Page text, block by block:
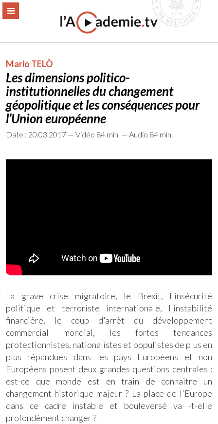
Aller
MENU
Mario TELÒ
Les dimensions politico-
institutionnelles du changement
géopolitique et les conséquences pour
l’Union européenne
Date : 20.03.2017 — Vidéo 84 min. — Audio 84 min.
La grave crise migratoire, le Brexit, l'insécurité
politique et terroriste internationale, l'instabilité
financière, le coup d'arrêt du développement
commercial mondial, les fortes tendances
protectionnistes, nationalistes et populistes de plus en
plus répandues dans les pays Européens et non
Européens posent deux grandes questions centrales :
est-ce que monde est en train de connaitre un
changement historique majeur ? La place de l'Europe
dans ce cadre instable et bouleversé va -t-elle
profondément changer ?